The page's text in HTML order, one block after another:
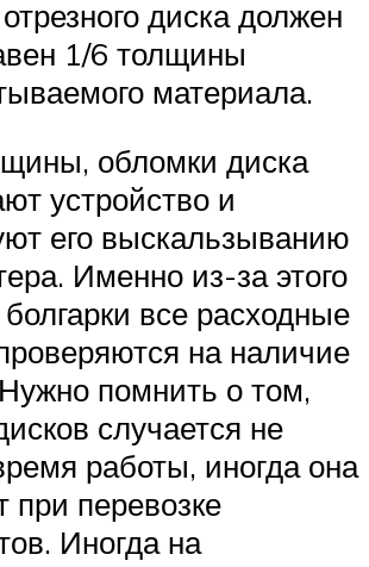
диска должен
1/6 толщины
материала.
обломки диска
устройство и
его выскальзыванию
Именно из-за этого
все расходные
на наличие
помнить о том,
случается не
работы, иногда она
при перевозке
Иногда на